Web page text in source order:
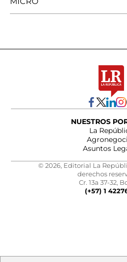
NUESTROS
La
Asuntos
© 2026, Editorial La
derechos
Cr. 13a 37-32,
(+57) 1